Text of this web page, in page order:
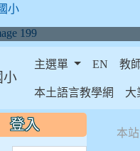
小
主選單 EN 教
本土語言教學網 大
本
登入